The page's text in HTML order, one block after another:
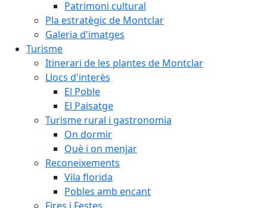
Patrimoni cultural
Pla estratègic de Montclar
Galeria d'imatges
Turisme
Itinerari de les plantes de Montclar
Llocs d'interès
El Poble
El Paisatge
Turisme rural i gastronomia
On dormir
Què i on menjar
Reconeixements
Vila florida
Pobles amb encant